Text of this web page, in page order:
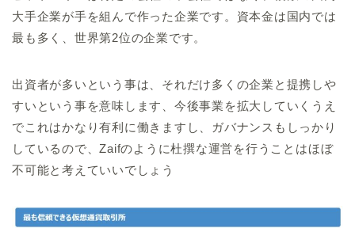
大手企業が手を組んで作った企業です。資本金は国内では
最も多く、世界第2位の企業です。
出資者が多いという事は、それだけ多くの企業と提携しや
すいという事を意味します、今後事業を拡大していくうえ
でこれはかなり有利に働きますし、ガバナンスもしっかり
しているので、Zaifのように杜撰な運営を行うことはほぼ
不可能と考えていいでしょう